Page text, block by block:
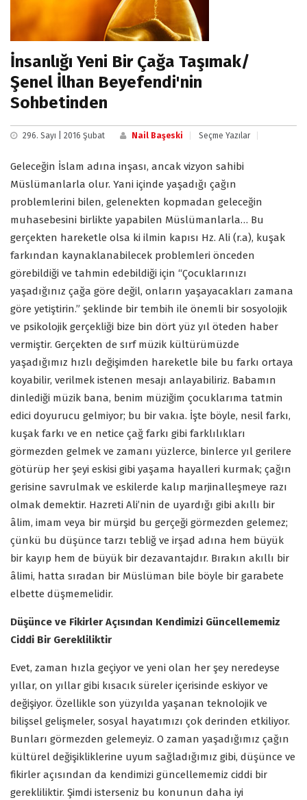
İnsanlığı Yeni Bir Çağa Taşımak/
Şenel İlhan Beyefendi'nin
Sohbetinden
296. Sayı | 2016 Şubat Nail Başeski Seçme Yazılar
Geleceğin İslam adına inşası, ancak vizyon sahibi
Müslümanlarla olur. Yani içinde yaşadığı çağın
problemlerini bilen, gelenekten kopmadan geleceğin
muhasebesini birlikte yapabilen Müslümanlarla… Bu
gerçekten hareketle olsa ki ilmin kapısı Hz. Ali (r.a), kuşak
farkından kaynaklanabilecek problemleri önceden
görebildiği ve tahmin edebildiği için “Çocuklarınızı
yaşadığınız çağa göre değil, onların yaşayacakları zamana
göre yetiştirin.” şeklinde bir tembih ile önemli bir sosyolojik
ve psikolojik gerçekliği bize bin dört yüz yıl öteden haber
vermiştir. Gerçekten de sırf müzik kültürümüzde
yaşadığımız hızlı değişimden hareketle bile bu farkı ortaya
koyabilir, verilmek istenen mesajı anlayabiliriz. Babamın
dinlediği müzik bana, benim müziğim çocuklarıma tatmin
edici doyurucu gelmiyor; bu bir vakıa. İşte böyle, nesil farkı,
kuşak farkı ve en netice çağ farkı gibi farklılıkları
görmezden gelmek ve zamanı yüzlerce, binlerce yıl gerilere
götürüp her şeyi eskisi gibi yaşama hayalleri kurmak; çağın
gerisine savrulmak ve eskilerde kalıp marjinalleşmeye razı
olmak demektir. Hazreti Ali’nin de uyardığı gibi akıllı bir
âlim, imam veya bir mürşid bu gerçeği görmezden gelemez;
çünkü bu düşünce tarzı tebliğ ve irşad adına hem büyük
bir kayıp hem de büyük bir dezavantajdır. Bırakın akıllı bir
âlimi, hatta sıradan bir Müslüman bile böyle bir garabete
elbette düşmemelidir.
Düşünce ve Fikirler Açısından Kendimizi Güncellememiz
Ciddi Bir Gerekliliktir
Evet, zaman hızla geçiyor ve yeni olan her şey neredeyse
yıllar, on yıllar gibi kısacık süreler içerisinde eskiyor ve
değişiyor. Özellikle son yüzyılda yaşanan teknolojik ve
bilişsel gelişmeler, sosyal hayatımızı çok derinden etkiliyor.
Bunları görmezden gelemeyiz. O zaman yaşadığımız çağın
kültürel değişikliklerine uyum sağladığımız gibi, düşünce ve
fikirler açısından da kendimizi güncellememiz ciddi bir
gerekliliktir. Şimdi isterseniz bu konunun daha iyi